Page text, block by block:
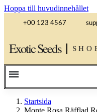
Hoppa till huvudinnehållet
+00 123 4567
Exotic Seeds
Startsida
Monte Rosa Räfflad